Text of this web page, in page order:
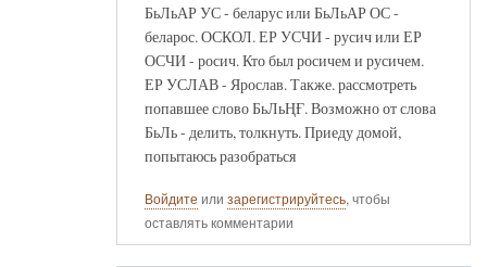
БьЛьАР УС - беларус или БьЛьАР ОС -
беларос. ОСКОЛ. ЕР УСЧИ - русич или ЕР
ОСЧИ - росич. Кто был росичем и русичем.
ЕР УСЛАВ - Ярослав. Также. рассмотреть
попавшее слово БьЛьҢҒ. Возможно от слова
БьЛь - делить, толкнуть. Приеду домой,
попытаюсь разобраться
Войдите или зарегистрируйтесь, чтобы
оставлять комментарии